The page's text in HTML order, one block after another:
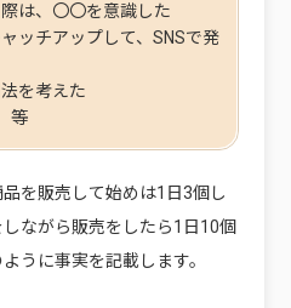
は、〇〇を意識した
ッチアップして、SNSで発
を考えた
等
を販売して始めは1日3個し
ながら販売をしたら1日10個
うに事実を記載します。